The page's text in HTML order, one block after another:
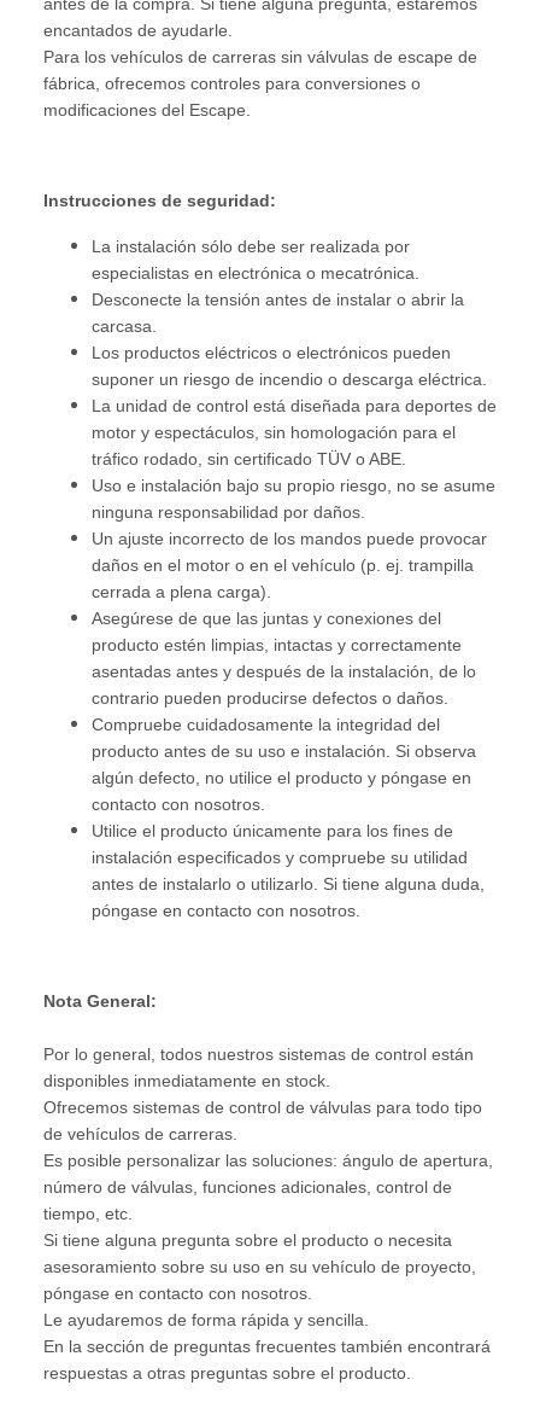
encantados de ayudarle.
Para los vehículos de carreras sin válvulas de escape de
fábrica, ofrecemos controles para conversiones o
modificaciones del Escape.
Instrucciones de seguridad:
La instalación sólo debe ser realizada por
especialistas en electrónica o mecatrónica.
Desconecte la tensión antes de instalar o abrir la
carcasa.
Los productos eléctricos o electrónicos pueden
suponer un riesgo de incendio o descarga eléctrica.
La unidad de control está diseñada para deportes de
motor y espectáculos, sin homologación para el
tráfico rodado, sin certificado TÜV o ABE.
Uso e instalación bajo su propio riesgo, no se asume
ninguna responsabilidad por daños.
Un ajuste incorrecto de los mandos puede provocar
daños en el motor o en el vehículo (p. ej. trampilla
cerrada a plena carga).
Asegúrese de que las juntas y conexiones del
producto estén limpias, intactas y correctamente
asentadas antes y después de la instalación, de lo
contrario pueden producirse defectos o daños.
Compruebe cuidadosamente la integridad del
producto antes de su uso e instalación. Si observa
algún defecto, no utilice el producto y póngase en
contacto con nosotros.
Utilice el producto únicamente para los fines de
instalación especificados y compruebe su utilidad
antes de instalarlo o utilizarlo. Si tiene alguna duda,
póngase en contacto con nosotros.
Nota General:
Por lo general, todos nuestros sistemas de control están
disponibles inmediatamente en stock.
Ofrecemos sistemas de control de válvulas para todo tipo
de vehículos de carreras.
Es posible personalizar las soluciones: ángulo de apertura,
número de válvulas, funciones adicionales, control de
tiempo, etc.
Si tiene alguna pregunta sobre el producto o necesita
asesoramiento sobre su uso en su vehículo de proyecto,
póngase en contacto con nosotros.
Le ayudaremos de forma rápida y sencilla.
En la sección de preguntas frecuentes también encontrará
respuestas a otras preguntas sobre el producto.